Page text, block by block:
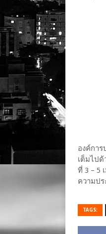
องค์กา
เต็มไปด้
ที่ 3 – 5
ความป
TAGS: